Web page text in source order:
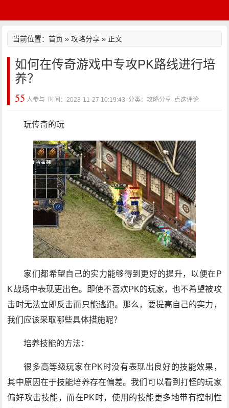
当前位置：首页 »攻略分享 » 正文
如何在传奇游戏中专攻PK路线进行培
养？
55 人参与 时间：2023-11-27 10:19:43 分类：攻略分享 点这评论
玩传奇的玩
家们都希望自己的实力能够得到更好的提升，以便在P
K战场中表现更出色。即使不喜欢PK的玩家，也不希望被攻
击时无法立即反击而只能逃跑。那么，要提高自己的实力，
我们应该采取哪些具体措施呢？
培养技能的方法：
很多高等级玩家在PK时没有表现出良好的技能效果，
其中原因在于技能培养存在偏差。我们可以看到打怪的玩家
偏好攻击技能，而在PK时，使用的技能更多地带有控制性